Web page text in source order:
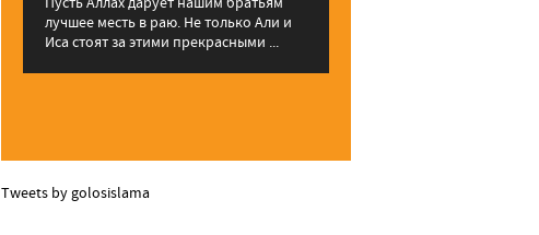
лучшее месть в раю. Не только Али и
Иса стоят за этими прекрасными ...
Tweets by golosislama